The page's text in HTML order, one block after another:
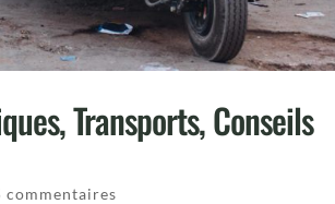
Transports, Conseils
commentaires